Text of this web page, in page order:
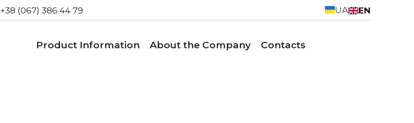
+38 (067) 386 44 79 UA EN
Product Information About the Company Contacts